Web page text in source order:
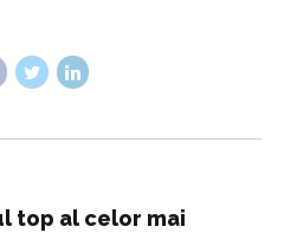
top al celor mai